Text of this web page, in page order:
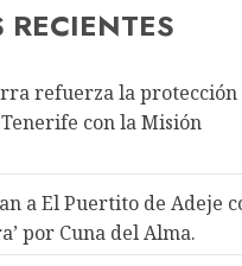
refuerza la protección
con la Misión
a El Puertito de Adeje
por Cuna del Alma.